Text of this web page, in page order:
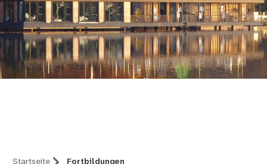
Startseite Fortbildungen